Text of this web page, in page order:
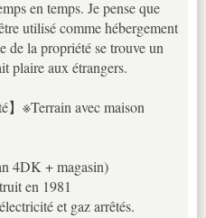
en temps. Je pense que
utilisé comme hébergement
de la propriété se trouve un
plaire aux étrangers.
】※Terrain avec maison
4DK + magasin)
en 1981
et gaz arrêtés.